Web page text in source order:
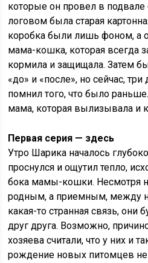
которые он провел в
логовом была старая
коробка были лишь фоном, а
мама-кошка, которая всегда
кормила и защищала. Затем
«до» и «после», но сейчас,
помнил того, что было
мама, которая вылизывала и
Первая серия — здесь
Утро Шарика началось
проснулся и ощутил тепло,
бока мамы-кошки. Несмотря
родным, а приемным, между
какая-то странная связь, они
друг друга. Возможно,
хозяева считали, что у них и
рождение новых питомцев